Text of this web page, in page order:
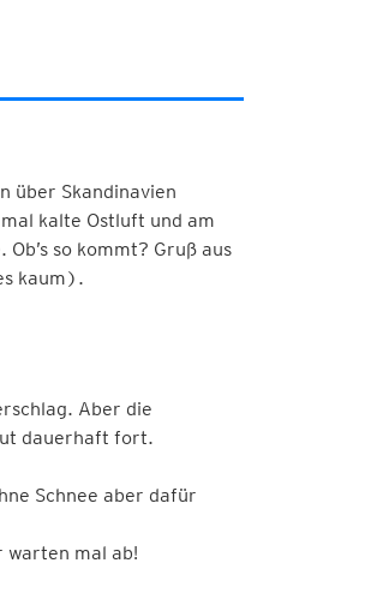
über Skandinavien
kalte Ostluft und am
so kommt? Gruß aus
kaum).
Aber die
dauerhaft fort.
Schnee aber dafür
warten mal ab!